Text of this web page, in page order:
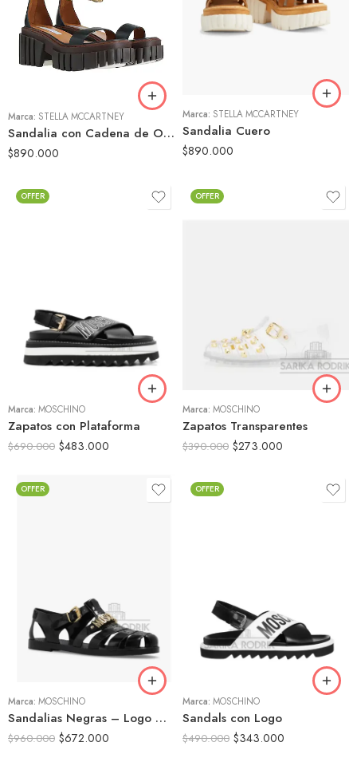
Marca: STELLA MCCARTNEY
Sandalia con Cadena de Oro
$890.000
36
37
38
40
41
Marca: STELLA MCCARTNEY
Sandalia Cuero
$890.000
36
40
41
OFFER
Marca: MOSCHINO
Zapatos con Plataforma
$690.000 $483.000
36
37
38
40
OFFER
Marca: MOSCHINO
Zapatos Transparentes
$390.000 $273.000
38
39
OFFER
Marca: MOSCHINO
Sandalias Negras – Logo Dorado
$960.000 $672.000
37
38
OFFER
Marca: MOSCHINO
Sandals con Logo
$490.000 $343.000
40
41
42